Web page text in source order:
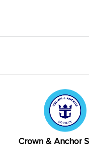
Crown & Anchor